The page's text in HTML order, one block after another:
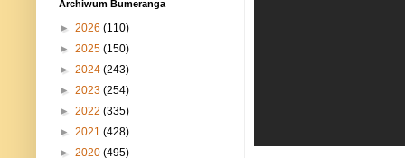
Archiwum Bumeranga
► 2026 (110)
► 2025 (150)
► 2024 (243)
► 2023 (254)
► 2022 (335)
► 2021 (428)
► 2020 (495)